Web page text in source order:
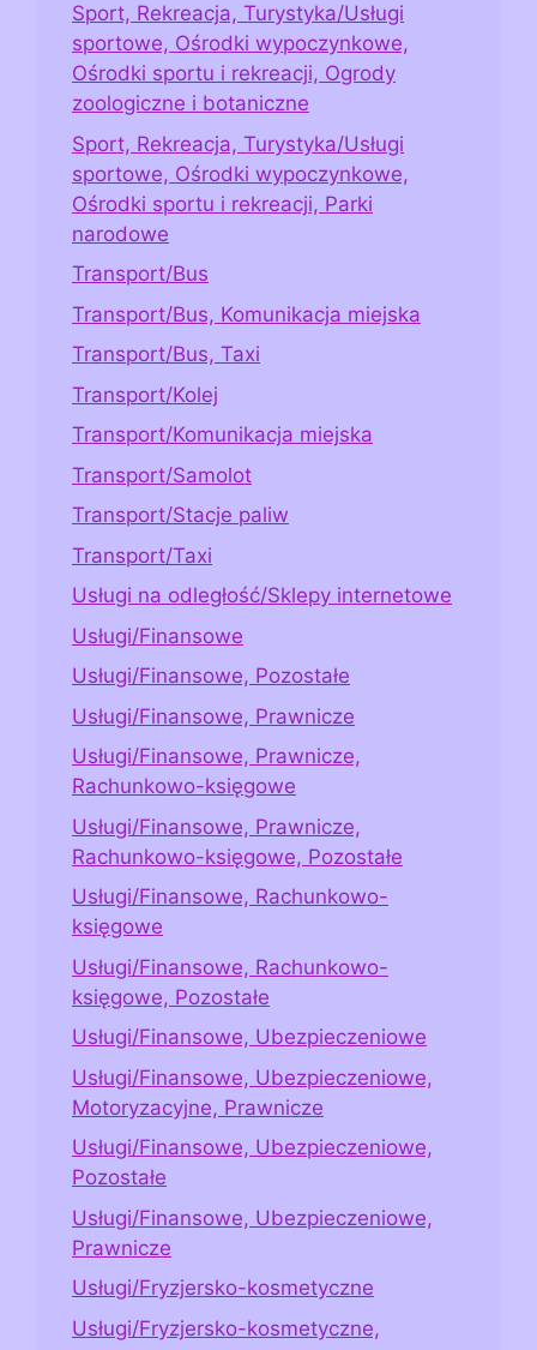
Sport, Rekreacja, Turystyka/Usługi
sportowe, Ośrodki wypoczynkowe,
Ośrodki sportu i rekreacji, Ogrody
zoologiczne i botaniczne
Sport, Rekreacja, Turystyka/Usługi
sportowe, Ośrodki wypoczynkowe,
Ośrodki sportu i rekreacji, Parki
narodowe
Transport/Bus
Transport/Bus, Komunikacja miejska
Transport/Bus, Taxi
Transport/Kolej
Transport/Komunikacja miejska
Transport/Samolot
Transport/Stacje paliw
Transport/Taxi
Usługi na odległość/Sklepy internetowe
Usługi/Finansowe
Usługi/Finansowe, Pozostałe
Usługi/Finansowe, Prawnicze
Usługi/Finansowe, Prawnicze,
Rachunkowo-księgowe
Usługi/Finansowe, Prawnicze,
Rachunkowo-księgowe, Pozostałe
Usługi/Finansowe, Rachunkowo-
księgowe
Usługi/Finansowe, Rachunkowo-
księgowe, Pozostałe
Usługi/Finansowe, Ubezpieczeniowe
Usługi/Finansowe, Ubezpieczeniowe,
Motoryzacyjne, Prawnicze
Usługi/Finansowe, Ubezpieczeniowe,
Pozostałe
Usługi/Finansowe, Ubezpieczeniowe,
Prawnicze
Usługi/Fryzjersko-kosmetyczne
Usługi/Fryzjersko-kosmetyczne,